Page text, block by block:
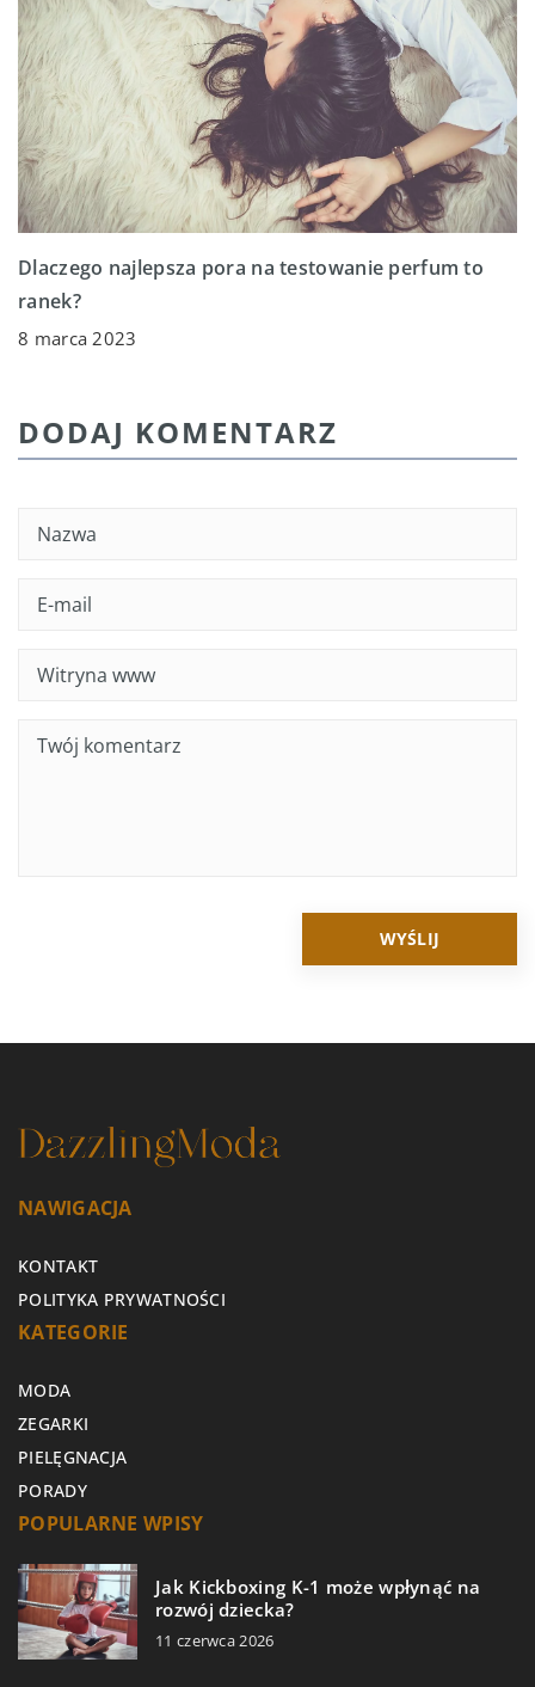
Dlaczego najlepsza pora na testowanie perfum to
ranek?
8 marca 2023
DODAJ KOMENTARZ
NAWIGACJA
KONTAKT
POLITYKA PRYWATNOŚCI
KATEGORIE
MODA
ZEGARKI
PIELĘGNACJA
PORADY
POPULARNE WPISY
Jak Kickboxing K-1 może wpłynąć na
rozwój dziecka?
11 czerwca 2026